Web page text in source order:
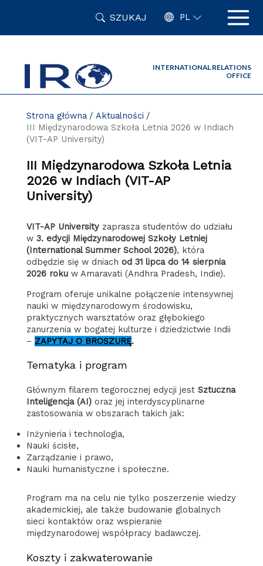
SZUKAJ PL
INTERNATIONAL RELATIONS
OFFICE
Strona główna
Aktualności
III Międzynarodowa Szkoła Letnia 2026 w Indiach
(VIT-AP University)
III Międzynarodowa Szkoła Letnia
2026 w Indiach (VIT-AP
University)
VIT-AP Universityzaprasza studentów do udziału
w 3. edycji Międzynarodowej Szkoły Letniej
(International Summer School 2026), która
odbędzie się w dniach od 31 lipca do 14 sierpnia
2026 rokuw Amaravati (Andhra Pradesh, Indie).
Program oferuje unikalne połączenie intensywnej
nauki w międzynarodowym środowisku,
praktycznych warsztatów oraz głębokiego
zanurzenia w bogatej kulturze i dziedzictwie Indii
– ZAPYTAJ O BROSZURĘ.
Tematyka i program
Głównym filarem tegorocznej edycji jest Sztuczna
Inteligencja (AI)oraz jej interdyscyplinarne
zastosowania w obszarach takich jak:
Inżynieria i technologia,
Nauki ścisłe,
Zarządzanie i prawo,
Nauki humanistyczne i społeczne.
Program ma na celu nie tylko poszerzenie wiedzy
akademickiej, ale także budowanie globalnych
sieci kontaktów oraz wspieranie
międzynarodowej współpracy badawczej.
Koszty i zakwaterowanie